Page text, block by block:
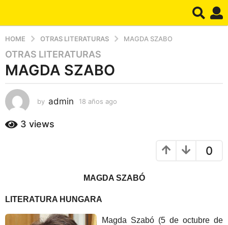
HOME OTRAS LITERATURAS MAGDA SZABO
1
8
ñ
o
a
ñ
o
OTRAS LITERATURAS
MAGDA SZABO
by admin 18 años ago
o
3 views
0
MAGDA SZABÓ
LITERATURA HUNGARA
Magda Szabó (5 de octubre de